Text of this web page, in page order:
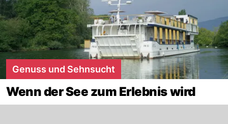
Genuss und Sehnsucht
Wenn der See zum Erlebnis wird